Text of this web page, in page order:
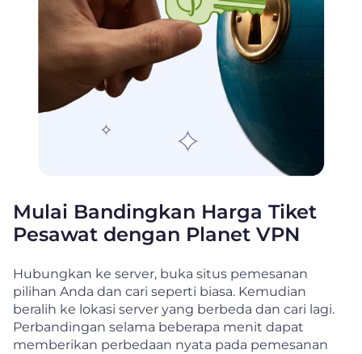
Mulai Bandingkan Harga Tiket
Pesawat dengan Planet VPN
Hubungkan ke server, buka situs pemesanan
pilihan Anda dan cari seperti biasa. Kemudian
beralih ke lokasi server yang berbeda dan cari lagi.
Perbandingan selama beberapa menit dapat
memberikan perbedaan nyata pada pemesanan